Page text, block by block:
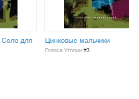
Соло для
Цинковые мальчики
Голоса Утопии #3